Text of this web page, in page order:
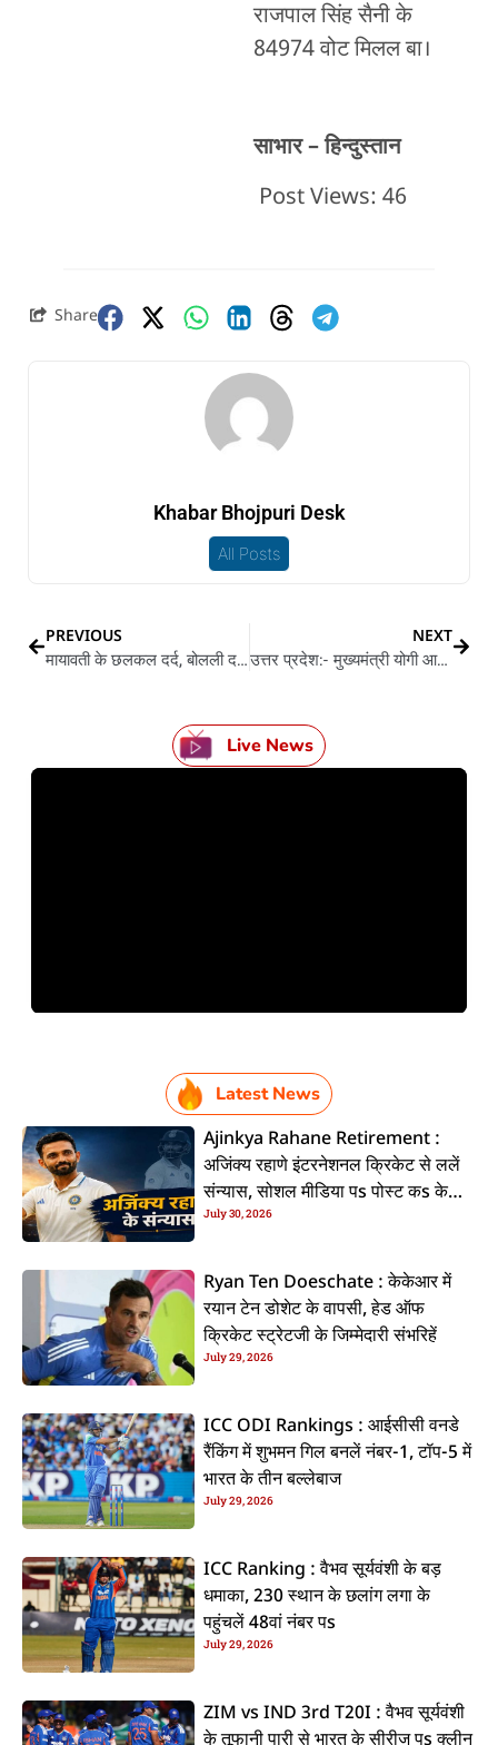
राजपाल सिंह सैनी के
84974 वोट मिलल बा।
साभार – हिन्दुस्तान
Post Views: 46
Share
Khabar Bhojpuri Desk
All Posts
PREVIOUS
मायावती के छलकल दर्द, बोलली दलित देहने धोखा
NEXT
उत्तर प्रदेश:- मुख्यमंत्री योगी आदित्यनाथ के इस्तीफा, नाया सरकार के गठन के प्रक्रिया सुरु
Live News
Latest News
Ajinkya Rahane Retirement :
अजिंक्य रहाणे इंटरनेशनल क्रिकेट से ललें
संन्यास, सोशल मीडिया पs पोस्ट कs के
कइलें एलान
July 30, 2026
Ryan Ten Doeschate : केकेआर में
रयान टेन डोशेट के वापसी, हेड ऑफ
क्रिकेट स्ट्रेटजी के जिम्मेदारी संभरिहें
July 29, 2026
ICC ODI Rankings : आईसीसी वनडे
रैंकिंग में शुभमन गिल बनलें नंबर-1, टॉप-5 में
भारत के तीन बल्लेबाज
July 29, 2026
ICC Ranking : वैभव सूर्यवंशी के बड़
धमाका, 230 स्थान के छलांग लगा के
पहुंचलें 48वां नंबर पs
July 29, 2026
ZIM vs IND 3rd T20I : वैभव सूर्यवंशी